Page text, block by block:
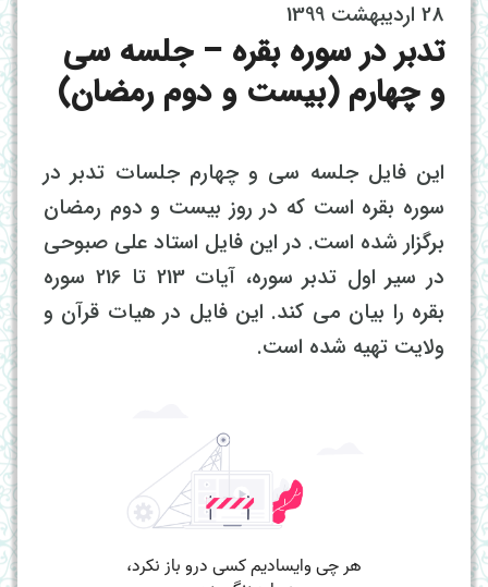
28 اردیبهشت 1399
تدبر در سوره بقره – جلسه سی
و چهارم (بیست و دوم رمضان)
این فایل جلسه سی و چهارم جلسات تدبر در
سوره بقره است که در روز بیست و دوم رمضان
برگزار شده است. در این فایل استاد علی صبوحی
در سیر اول تدبر سوره، آیات 213 تا 216 سوره
بقره را بیان می کند. این فایل در هیات قرآن و
ولایت تهیه شده است.